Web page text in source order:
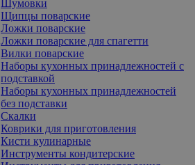
Шумовки
Щипцы поварские
Ложки поварские
Ложки поварские для спагетти
Вилки поварские
Наборы кухонных принадлежностей с
подставкой
Наборы кухонных принадлежностей
без подставки
Скалки
Коврики для приготовления
Кисти кулинарные
Инструменты кондитерские